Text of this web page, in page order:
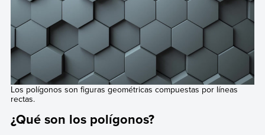
Los polígonos son figuras geométricas compuestas por líneas
rectas.
¿Qué son los polígonos?